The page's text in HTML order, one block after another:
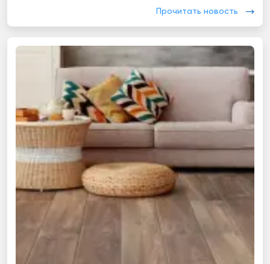
Прочитать новость